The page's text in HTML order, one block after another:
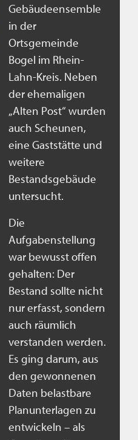
Gebäudeensemble
in der
Ortsgemeinde
Bogel im Rhein-
Lahn-Kreis. Neben
der ehemaligen
„Alten Post“ wurden
auch Scheunen,
eine Gaststätte und
weitere
Bestandsgebäude
untersucht.
Die
Aufgabenstellung
war bewusst offen
gehalten: Der
Bestand sollte nicht
nur erfasst, sondern
auch räumlich
verstanden werden.
Es ging darum, aus
den gewonnenen
Daten belastbare
Planunterlagen zu
entwickeln – als